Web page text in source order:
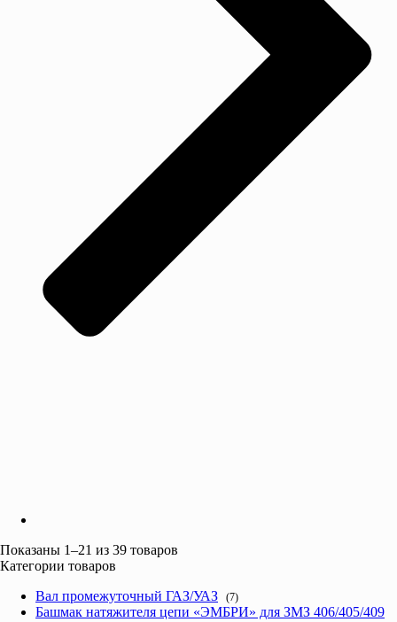
Показаны 1–21 из 39 товаров
Категории товаров
Вал промежуточный ГАЗ/УАЗ
(7)
Башмак натяжителя цепи «ЭМБРИ» для ЗМЗ 406/405/409